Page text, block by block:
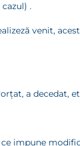
.
venit,
a decedat,
impune